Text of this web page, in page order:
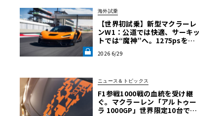
海外試乗
【世界初試乗】新型マクラーレ
ンW1：公道では快適、サーキッ
トでは“魔神”へ。1275psを後
《LE VOLANT LAB》
2026 6/29
ニュース＆トピックス
F1参戦1000戦の血統を受け継
ぐ。マクラーレン「アルトゥー
ラ 1000GP」世界限定10台で発